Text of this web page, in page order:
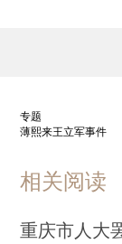
专题
薄熙来王立军事件
相关阅读
重庆市人大